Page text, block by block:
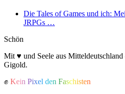
Die Tales of Games und ich:
JRPGs …
Schön
Mit ♥ und Seele aus
Gigold.
✊ Kein Pixel den Faschisten